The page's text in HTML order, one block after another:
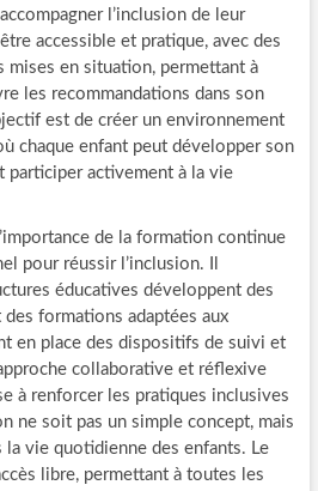
l’inclusion de leur
accessible et pratique, avec des
mises en situation, permettant à
les recommandations dans son
est de créer un environnement
chaque enfant peut développer son
participer activement à la vie
de la formation continue
pour réussir l’inclusion. Il
éducatives développent des
formations adaptées aux
en place des dispositifs de suivi et
collaborative et réflexive
à renforcer les pratiques inclusives
ne soit pas un simple concept, mais
la vie quotidienne des enfants. Le
libre, permettant à toutes les